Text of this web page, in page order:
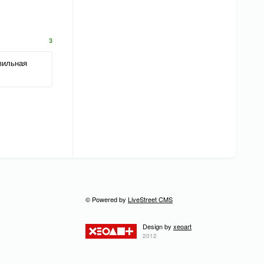
3
© Powered by LiveStreet CMS
Design by xeoart
2012